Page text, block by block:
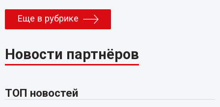
Еще в рубрике
Новости партнёров
ТОП новостей